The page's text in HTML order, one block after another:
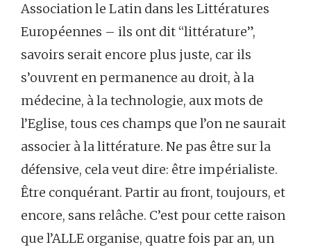
Association le Latin dans les Littératures
Européennes – ils ont dit “littérature”,
savoirs serait encore plus juste, car ils
s’ouvrent en permanence au droit, à la
médecine, à la technologie, aux mots de
l’Eglise, tous ces champs que l’on ne saurait
associer à la littérature. Ne pas être sur la
défensive, cela veut dire: être impérialiste.
Être conquérant. Partir au front, toujours, et
encore, sans relâche. C’est pour cette raison
que l’ALLE organise, quatre fois par an, un